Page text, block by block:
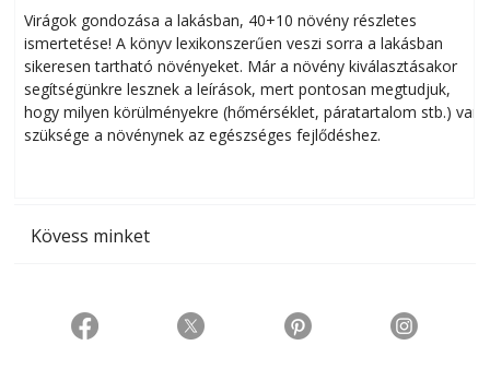
Virágok gondozása a lakásban, 40+10 növény részletes
ismertetése! A könyv lexikonszerűen veszi sorra a lakásban
sikeresen tart­ha­tó növényeket. Már a növény kiválasztásakor
segítségünkre lesznek a leírások, mert pontosan megtudjuk,
hogy milyen körülményekre (hőmérséklet, páratartalom stb.) van
szüksége a növénynek az egészséges fejlődéshez.
Kövess minket